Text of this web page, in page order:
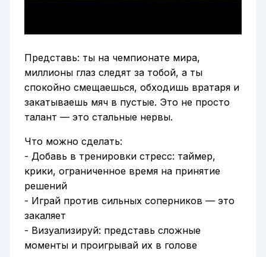
Представь: ты на чемпионате мира,
миллионы глаз следят за тобой, а ты
спокойно смещаешься, обходишь вратаря и
закатываешь мяч в пустые. Это не просто
талант — это стальные нервы.
Что можно сделать:
- Добавь в тренировки стресс: таймер,
крики, ограниченное время на принятие
решений
- Играй против сильных соперников — это
закаляет
- Визуализируй: представь сложные
моменты и проигрывай их в голове